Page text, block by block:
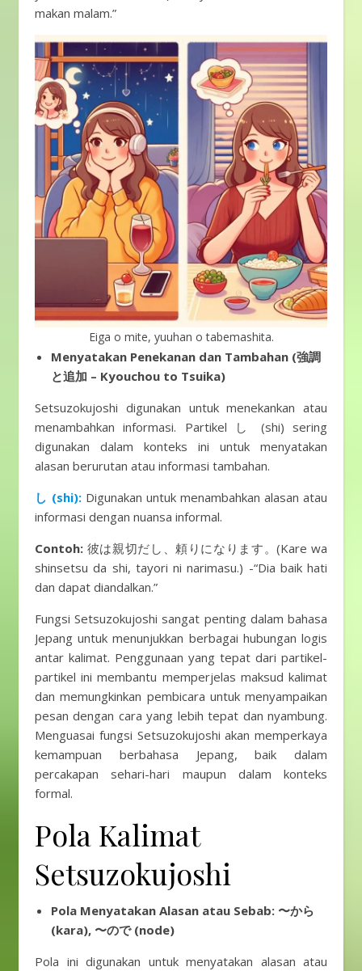
makan malam.”
Eiga o mite, yuuhan o tabemashita.
Menyatakan Penekanan dan Tambahan (強調
と追加 – Kyouchou to Tsuika)
Setsuzokujoshi digunakan untuk menekankan atau
menambahkan informasi. Partikel し (shi) sering
digunakan dalam konteks ini untuk menyatakan
alasan berurutan atau informasi tambahan.
し (shi): Digunakan untuk menambahkan alasan atau
informasi dengan nuansa informal.
Contoh: 彼は親切だし、頼りになります。(Kare wa
shinsetsu da shi, tayori ni narimasu.) -“Dia baik hati
dan dapat diandalkan.”
Fungsi Setsuzokujoshi sangat penting dalam bahasa
Jepang untuk menunjukkan berbagai hubungan logis
antar kalimat. Penggunaan yang tepat dari partikel-
partikel ini membantu memperjelas maksud kalimat
dan memungkinkan pembicara untuk menyampaikan
pesan dengan cara yang lebih tepat dan nyambung.
Menguasai fungsi Setsuzokujoshi akan memperkaya
kemampuan berbahasa Jepang, baik dalam
percakapan sehari-hari maupun dalam konteks
formal.
Pola Kalimat
Setsuzokujoshi
Pola Menyatakan Alasan atau Sebab: 〜から
(kara), 〜ので (node)
Pola ini digunakan untuk menyatakan alasan atau